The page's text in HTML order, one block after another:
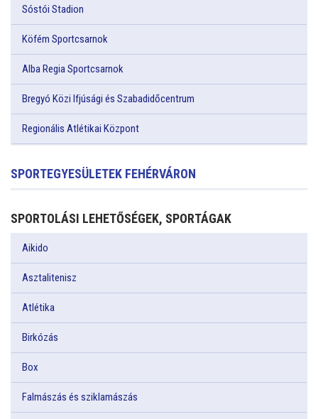
Sóstói Stadion
Köfém Sportcsarnok
Alba Regia Sportcsarnok
Bregyó Közi Ifjúsági és Szabadidőcentrum
Regionális Atlétikai Központ
SPORTEGYESÜLETEK FEHÉRVÁRON
SPORTOLÁSI LEHETŐSÉGEK, SPORTÁGAK
Aikido
Asztalitenisz
Atlétika
Birkózás
Box
Falmászás és sziklamászás